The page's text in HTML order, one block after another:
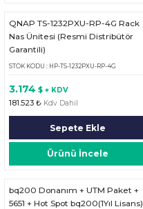
QNAP TS-1232PXU-RP-4G Rack
Nas Ünitesi (Resmi Distribütör
Garantili)
STOK KODU : HP-TS-1232PXU-RP-4G
3.174 $ + KDV
181.523 ₺ Kdv Dahil
Sepete Ekle
Ürünü İncele
bq200 Donanım + UTM Paket +
5651 + Hot Spot bq200(1Yıl Lisans)